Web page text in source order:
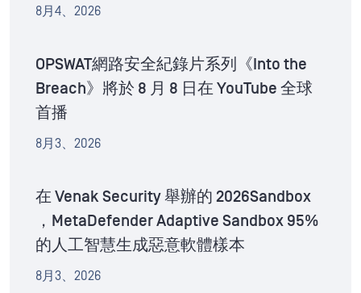
8月4、2026
OPSWAT網路安全紀錄片系列《Into the
Breach》將於 8 月 8 日在 YouTube 全球
首播
8月3、2026
在 Venak Security 舉辦的 2026Sandbox
，MetaDefender Adaptive Sandbox 95%
的人工智慧生成惡意軟體樣本
8月3、2026